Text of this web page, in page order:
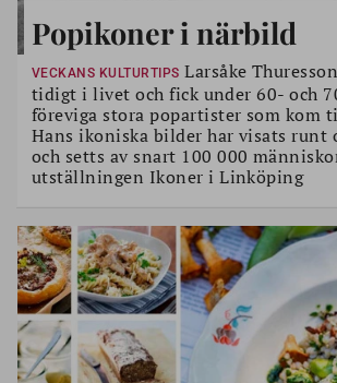
Popikoner i närbild
VECKANS KULTURTIPS Larsåke
tidigt i livet och fick under 60- och
föreviga stora popartister som kom
Hans ikoniska bilder har visats runt
och setts av snart 100 000
utställningen Ikoner i Linköping